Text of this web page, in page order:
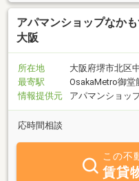
アパマンショップなか
大阪
所在地
大阪府堺市北区
最寄駅
OsakaMetro御堂
情報提供元
アパマンショッ
応時間相談
この不
賃貸